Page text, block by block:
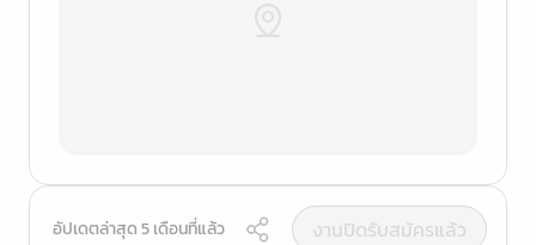
อัปเดตล่าสุด 5 เดือนที่แล้ว
งานปิดรับสมัครแล้ว